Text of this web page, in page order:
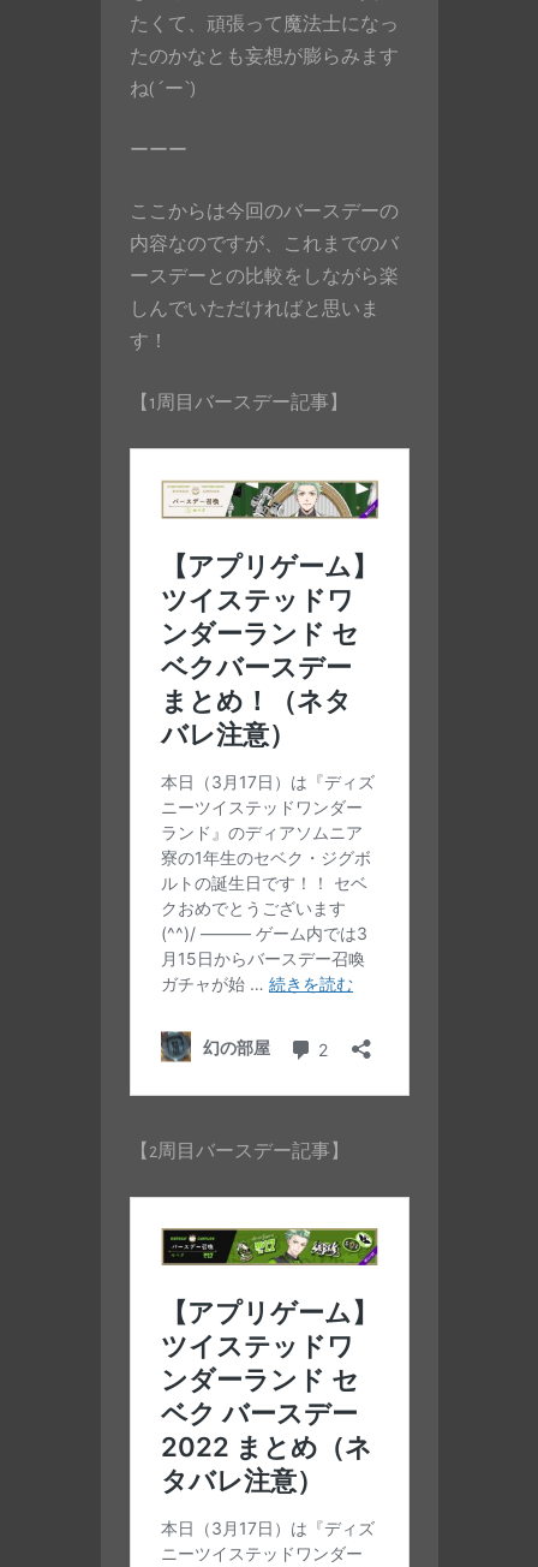
たくて、頑張って魔法士になっ
たのかなとも妄想が膨らみます
ね( ´ー`)
ーーー
ここからは今回のバースデーの
内容なのですが、これまでのバ
ースデーとの比較をしながら楽
しんでいただければと思いま
す！
【1周目バースデー記事】
【2周目バースデー記事】